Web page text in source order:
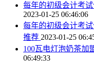
每年的初级会计考
2023-01-25 06:46:06
每年的初级会计考
推荐 2023-01-25
100瓦电灯泡奶茶加
06:49:33